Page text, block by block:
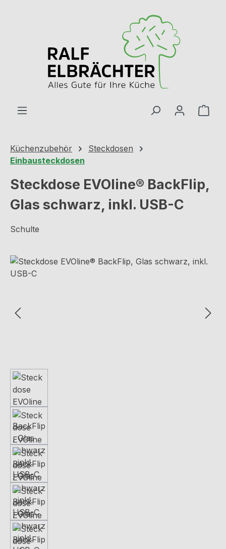
Küchenzubehör
Steckdosen
Einbausteckdosen
Steckdose EVOline® BackFlip,
Glas schwarz, inkl. USB-C
Schulte
Bildergalerie überspringen